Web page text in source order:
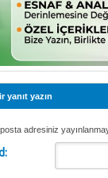
yanıt yazın
adresiniz